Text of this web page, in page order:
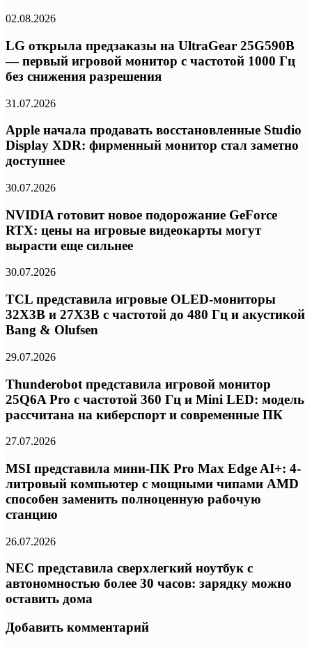
02.08.2026
LG открыла предзаказы на UltraGear 25G590B
— первый игровой монитор с частотой 1000 Гц
без снижения разрешения
31.07.2026
Apple начала продавать восстановленные Studio
Display XDR: фирменный монитор стал заметно
доступнее
30.07.2026
NVIDIA готовит новое подорожание GeForce
RTX: цены на игровые видеокарты могут
вырасти еще сильнее
30.07.2026
TCL представила игровые OLED-мониторы
32X3B и 27X3B с частотой до 480 Гц и акустикой
Bang & Olufsen
29.07.2026
Thunderobot представила игровой монитор
25Q6A Pro с частотой 360 Гц и Mini LED: модель
рассчитана на киберспорт и современные ПК
27.07.2026
MSI представила мини-ПК Pro Max Edge AI+: 4-
литровый компьютер с мощными чипами AMD
способен заменить полноценную рабочую
станцию
26.07.2026
NEC представила сверхлегкий ноутбук с
автономностью более 30 часов: зарядку можно
оставить дома
Добавить комментарий